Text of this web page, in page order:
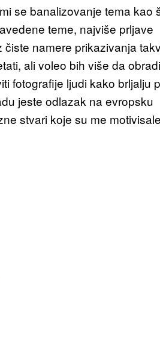
se banalizovanje tema kao
teme, najviše prljave
namere prikazivanja
ali voleo bih više da
fotografije ljudi kako brljalju
jeste odlazak na evropsku
stvari koje su me motivisale